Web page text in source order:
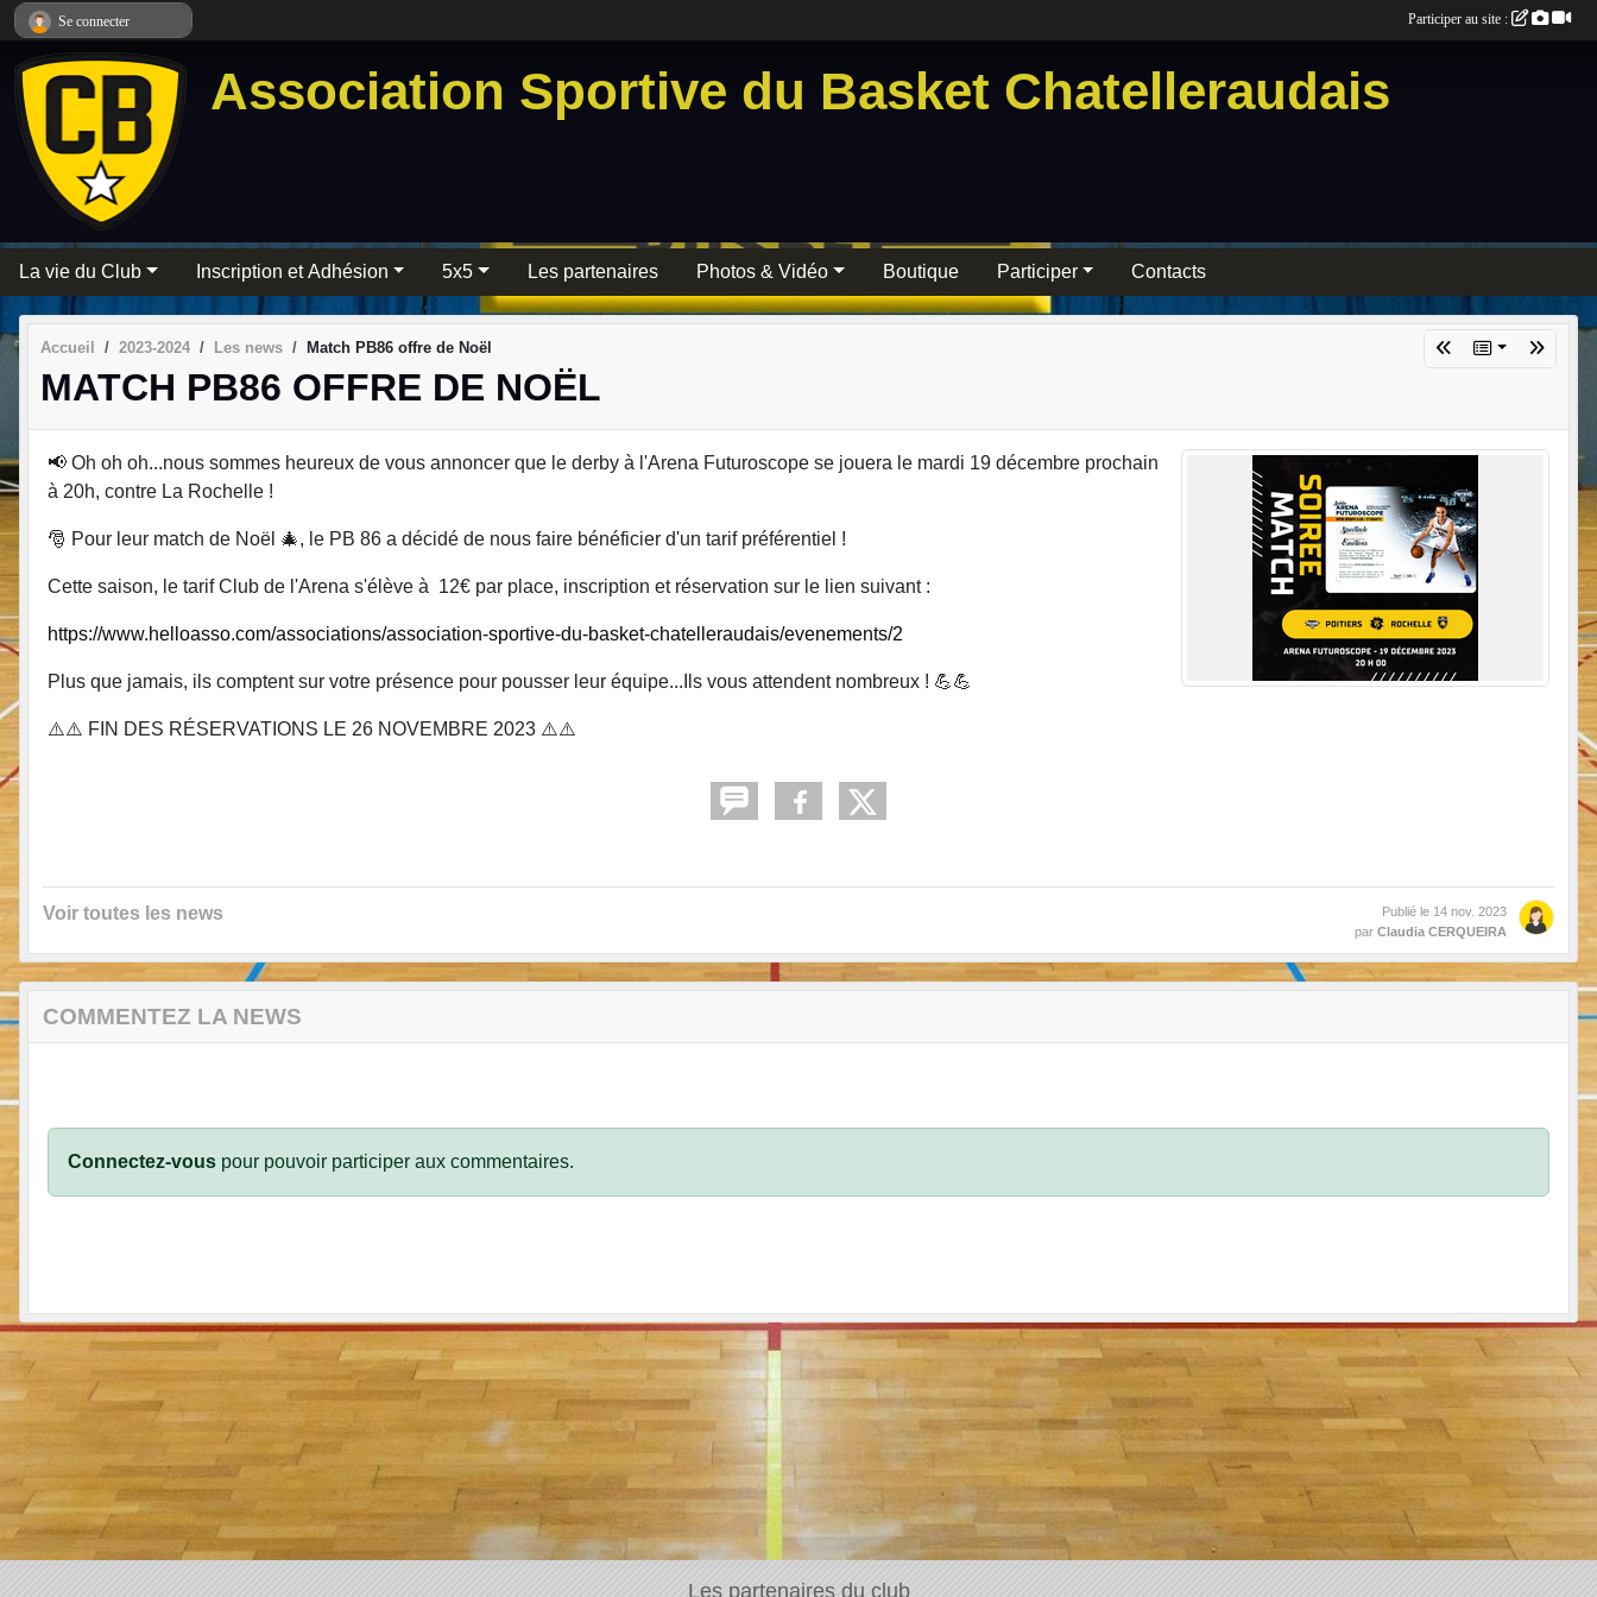
Association Sportive du Basket Chatelleraudais
La vie du Club Inscription et Adhésion 5x5 Les partenaires Photos & Vidéo Boutique Participer Contacts
Accueil 2023-2024 Les news Match PB86 offre de Noël
MATCH PB86 OFFRE DE NOËL
📢 Oh oh oh...nous sommes heureux de vous annoncer que le derby à l'Arena Futuroscope se jouera le mardi 19 décembre prochain
à 20h, contre La Rochelle !
🎅 Pour leur match de Noël 🎄, le PB 86 a décidé de nous faire bénéficier d'un tarif préférentiel !
Cette saison, le tarif Club de l'Arena s'élève à 12€ par place, inscription et réservation sur le lien suivant :
https://www.helloasso.com/associations/association-sportive-du-basket-chatelleraudais/evenements/2
Plus que jamais, ils comptent sur votre présence pour pousser leur équipe...Ils vous attendent nombreux ! 💪💪
⚠️⚠️ FIN DES RÉSERVATIONS LE 26 NOVEMBRE 2023 ⚠️⚠️
Voir toutes les news Publié le 14 nov. 2023
par Claudia CERQUEIRA
COMMENTEZ LA NEWS
Connectez-vous pour pouvoir participer aux commentaires.
Les partenaires du club
Se connecter Participer au site :
Panneau de gestion des cookies